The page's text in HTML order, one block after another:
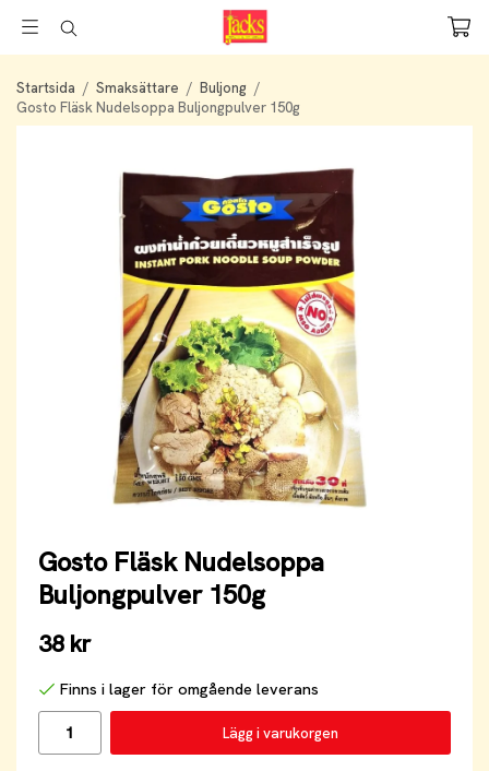
Startsida / Smaksättare / Buljong /
Gosto Fläsk Nudelsoppa Buljongpulver 150g
Gosto Fläsk Nudelsoppa
Buljongpulver 150g
38 kr
Finns i lager för omgående leverans
Lägg i varukorgen